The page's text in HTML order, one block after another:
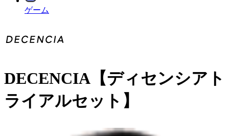
ゲーム
DECENCIA【ディセンシアト
ライアルセット】